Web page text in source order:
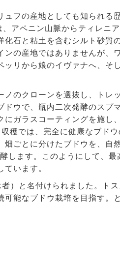
フの産地としても知られる
アペニン山脈からティレニ
石と粘土を含むシルト砂質
の産地ではありませんが、
リから娘のイヴァナへ、そ
のクローンを選抜し、トレ
ウで、瓶内二次発酵のスプ
ガラスコーティングを施し
穫では、完全に健康なブド
ごとに分けたブドウを、自
ます。このようにして、最
います。
）と名付けられました。ト
能なブドウ栽培を目指す。